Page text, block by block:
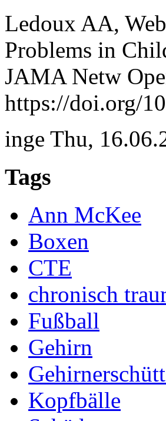
Ledoux AA,
Problems in
JAMA Netw
https://doi.org/
inge Thu,
Tags
Ann McKee
Boxen
CTE
chronisch
Fußball
Gehirn
Kopfbälle